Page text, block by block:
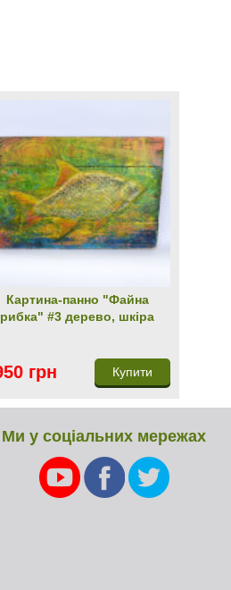
Картина-панно "Файна
рибка" #3 дерево, шкіра
грн Купити
Ми у соціальних мережах